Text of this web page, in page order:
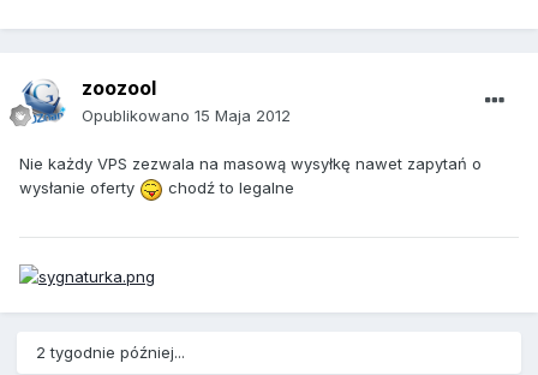
zoozool
Opublikowano 15 Maja 2012
Nie każdy VPS zezwala na masową wysyłkę nawet zapytań o
wysłanie oferty
chodź to legalne
2 tygodnie później...